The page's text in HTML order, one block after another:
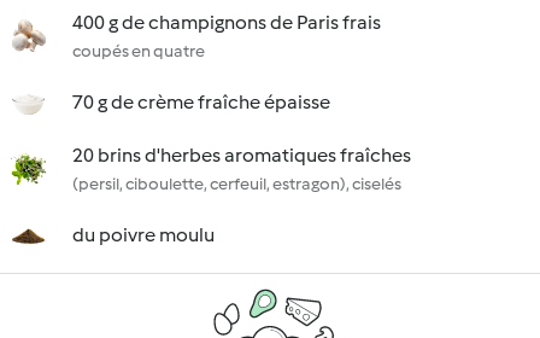
400 g de champignons de Paris frais
coupés en quatre
70 g de crème fraîche épaisse
20 brins d'herbes aromatiques fraîches
(persil, ciboulette, cerfeuil, estragon), ciselés
du poivre moulu